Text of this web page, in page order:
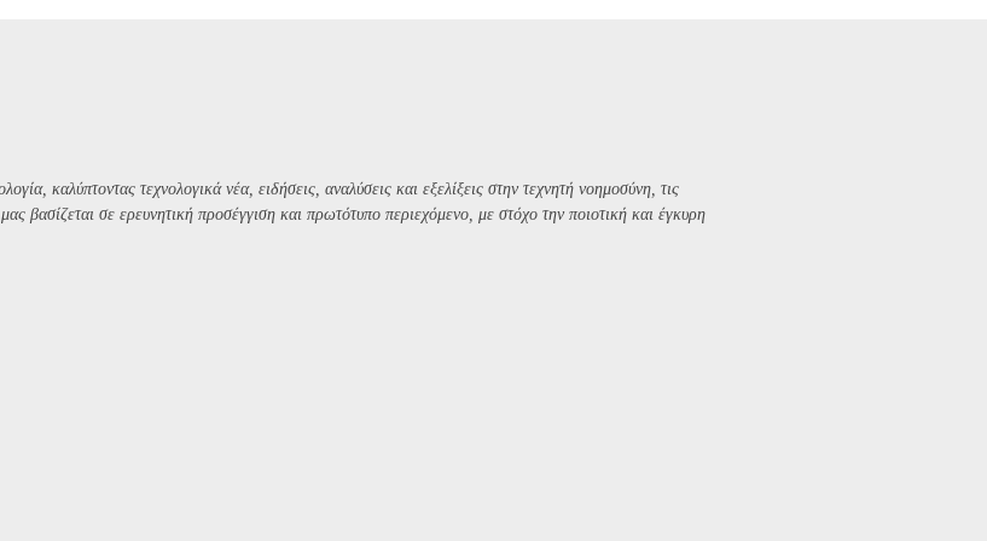
καλύπτοντας τεχνολογικά νέα, ειδήσεις, αναλύσεις και εξελίξεις στην τεχνητή νοημοσύνη, τις
βασίζεται σε ερευνητική προσέγγιση και πρωτότυπο περιεχόμενο, με στόχο την ποιοτική και έγκυρη